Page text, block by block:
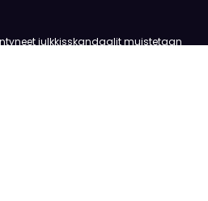
julkkisskandaalit muistetaan